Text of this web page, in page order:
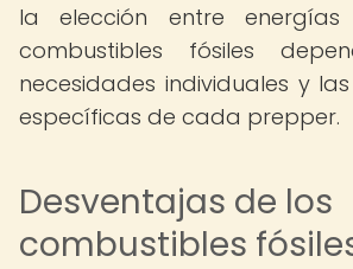
la elección entre
combustibles fósiles
necesidades individuales y
específicas de cada prepper.
Desventajas de los
combustibles